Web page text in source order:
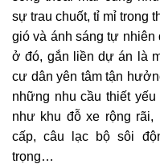
sự trau chuốt, tỉ mỉ trong
gió và ánh sáng tự
ở đó, gắn liền dự án là
cư dân yên tâm tận
những nhu cầu thiết
như khu đỗ xe rộng rãi,
cấp, câu lạc bộ sôi
trọng…